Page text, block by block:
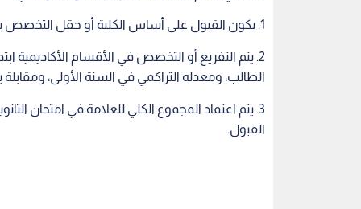
1. يكون القبول على أساس الكلية أو حقل التخصص بحيث تكون السنة الأولى مشتركة.
2. يتم التفريع أو التخصص في الأقسام الأكاديمية
الطالب، ومعدله التراكمي في السنة الأولى،
القبول.